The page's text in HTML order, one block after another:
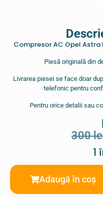
Compresor AC Opel Astra
Piesă originală din
Livrarea piesei se face doar
telefonic pentru
Pentru orice detalii sau
300
1
Adaugă în coș